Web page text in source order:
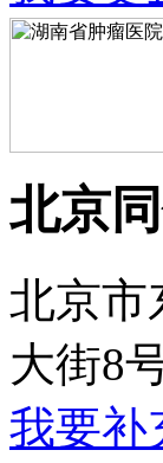
北京
北京市
大街8
我要补